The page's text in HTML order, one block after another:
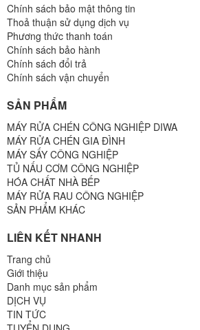
Chính sách bảo mật thông tin
Thoả thuận sử dụng dịch vụ
Phương thức thanh toán
Chính sách bảo hành
Chính sách đổi trả
Chính sách vận chuyển
SẢN PHẨM
MÁY RỬA CHÉN CÔNG NGHIỆP DIWA
MÁY RỬA CHÉN GIA ĐÌNH
MÁY SẤY CÔNG NGHIỆP
TỦ NẤU CƠM CÔNG NGHIỆP
HÓA CHẤT NHÀ BẾP
MÁY RỬA RAU CÔNG NGHIỆP
SẢN PHẨM KHÁC
LIÊN KẾT NHANH
Trang chủ
Giới thiệu
Danh mục sản phẩm
DỊCH VỤ
TIN TỨC